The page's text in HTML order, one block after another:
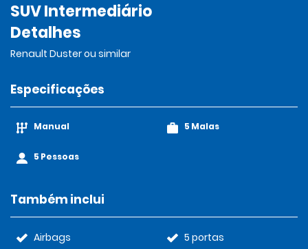
SUV Intermediário
Detalhes
Renault Duster ou similar
Especificações
Manual
5 Pessoas
5 Malas
Também inclui
Airbags
5 portas